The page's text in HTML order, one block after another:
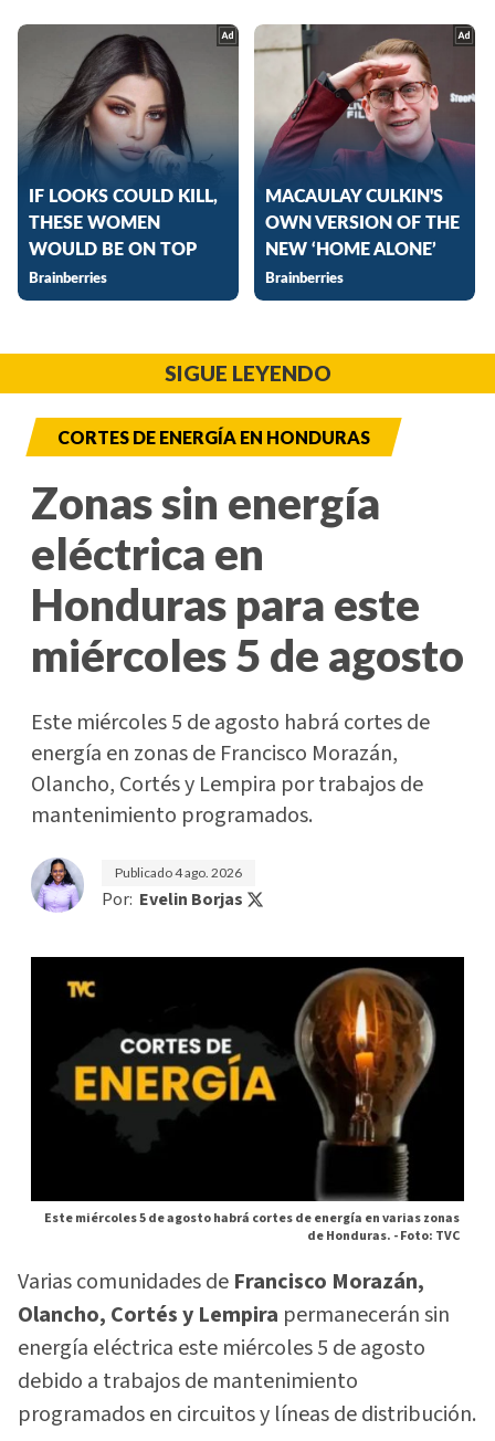
SIGUE LEYENDO
CORTES DE ENERGÍA EN HONDURAS
Zonas sin energía
eléctrica en
Honduras para este
miércoles 5 de agosto
Este miércoles 5 de agosto habrá cortes de
energía en zonas de Francisco Morazán,
Olancho, Cortés y Lempira por trabajos de
mantenimiento programados.
Publicado4 ago. 2026
Por: Evelin Borjas
Este miércoles 5 de agosto habrá cortes de energía en varias zonas
de Honduras. -Foto: TVC
Varias comunidades de Francisco Morazán,
Olancho, Cortés y Lempira permanecerán sin
energía eléctrica este miércoles 5 de agosto
debido a trabajos de mantenimiento
programados en circuitos y líneas de distribución.